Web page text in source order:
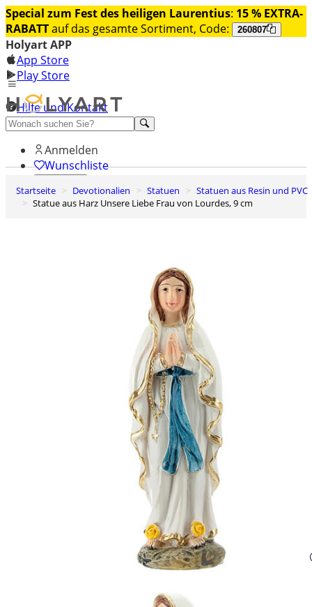
Special zum Fest des heiligen Laurentius: 15 % EXTRA-
RABATTauf das gesamte Sortiment, Code: 260807
Holyart APP
App Store
Play Store
Hilfe und Kontakt
Entdecken Sie Premium
Anmelden
Wunschliste
0
Warenkorb
Startseite Devotionalien Statuen
Statuen aus Resin und PVC
Statue aus Harz Unsere Liebe Frau von Lourdes, 9 cm